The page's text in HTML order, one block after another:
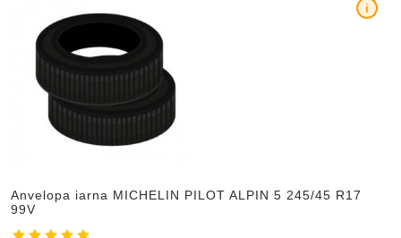
Anvelopa iarna MICHELIN PILOT ALPIN 5 245/45 R17
99V
i